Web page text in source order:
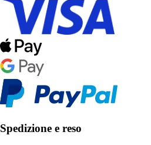
Spedizione e reso